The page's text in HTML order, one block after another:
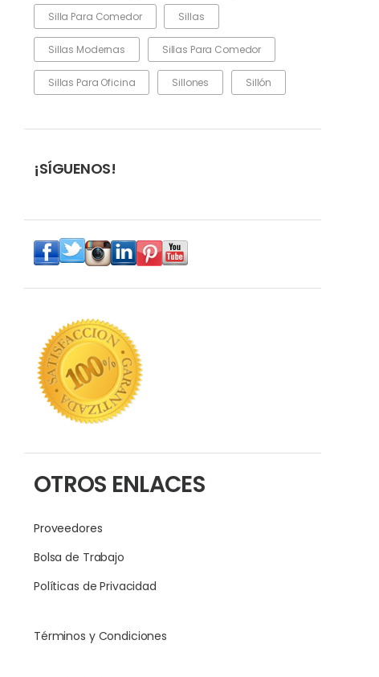
Silla Para Comedor Sillas
Sillas Modernas Sillas Para Comedor
Sillas Para Oficina Sillones Sillón
¡SÍGUENOS!
OTROS ENLACES
Proveedores
Bolsa de Trabajo
Políticas de Privacidad
Términos y Condiciones